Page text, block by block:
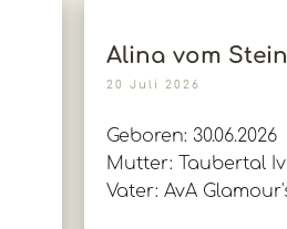
Alina vom
20 Juli 2026
Geboren: 30.06.2026
Mutter: Taubertal
Vater: AvA